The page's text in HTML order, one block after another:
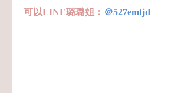
可以LINE璐璐姐： ＠527emtjd